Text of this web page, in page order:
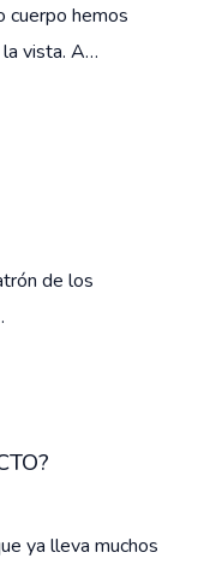
cuerpo hemos
vista. A…
de los
ya lleva muchos